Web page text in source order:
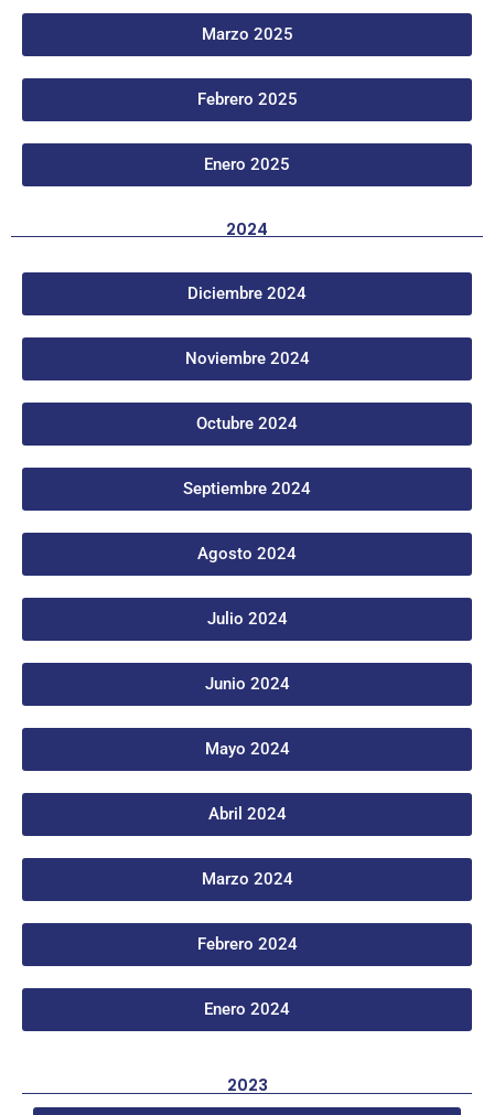
Marzo 2025
Febrero 2025
Enero 2025
2024
Diciembre 2024
Noviembre 2024
Octubre 2024
Septiembre 2024
Agosto 2024
Julio 2024
Junio 2024
Mayo 2024
Abril 2024
Marzo 2024
Febrero 2024
Enero 2024
2023